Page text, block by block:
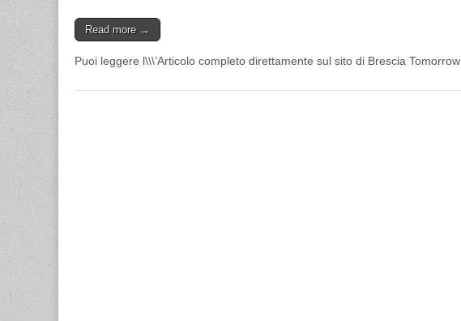
Read more →
Puoi leggere l\\\’Articolo completo direttamente sul sito di Brescia Tomorrow